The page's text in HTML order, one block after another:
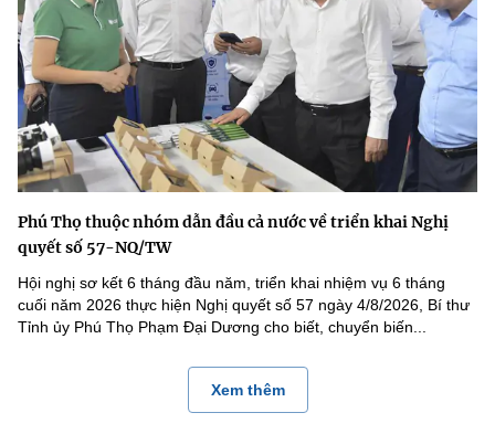
Phú Thọ thuộc nhóm dẫn đầu cả nước về triển khai Nghị
quyết số 57-NQ/TW
Hội nghị sơ kết 6 tháng đầu năm, triển khai nhiệm vụ 6 tháng
cuối năm 2026 thực hiện Nghị quyết số 57 ngày 4/8/2026, Bí thư
Tỉnh ủy Phú Thọ Phạm Đại Dương cho biết, chuyển biến...
Xem thêm